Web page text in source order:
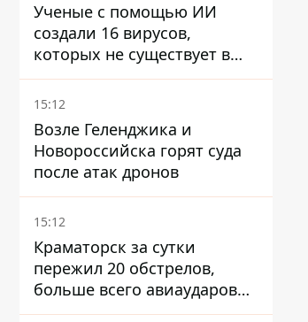
Ученые с помощью ИИ
создали 16 вирусов,
которых не существует в
природе
15:12
Возле Геленджика и
Новороссийска горят суда
после атак дронов
15:12
Краматорск за сутки
пережил 20 обстрелов,
больше всего авиаударов
КАБ-250